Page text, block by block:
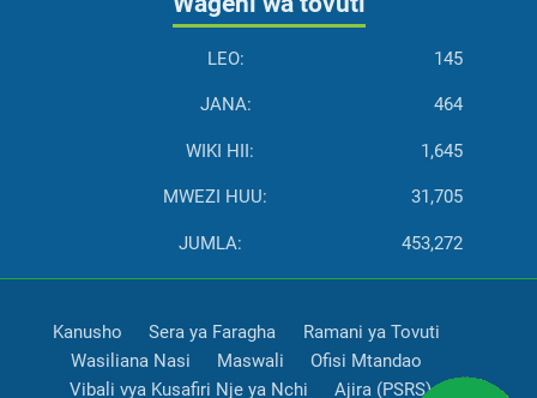
LEO: 145
JANA: 464
WIKI HII: 1,645
MWEZI HUU: 31,705
JUMLA: 453,272
Kanusho Sera ya Faragha
Ramani ya Tovuti
Wasiliana Nasi
Maswali
Ofisi Mtandao
Vibali vya Kusafiri Nje ya Nchi
Ajira (PSRS)